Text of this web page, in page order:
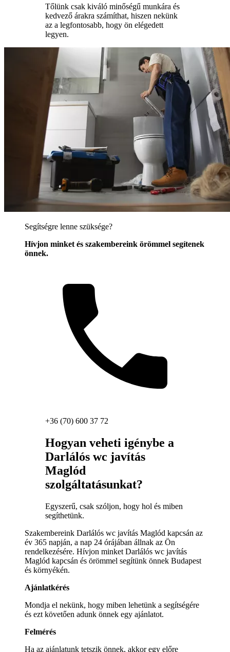
Tőlünk csak kiváló minőségű munkára és
kedvező árakra számíthat, hiszen nekünk
az a legfontosabb, hogy ön elégedett
legyen.
Segítségre lenne szüksége?
Hívjon minket és szakembereink örömmel segítenek
önnek.
+36 (70) 600 37 72
Hogyan veheti igénybe a
Darlálós wc javítás
Maglód
szolgáltatásunkat?
Egyszerű, csak szóljon, hogy hol és miben
segíthetünk.
Szakembereink Darlálós wc javítás Maglód kapcsán az
év 365 napján, a nap 24 órájában állnak az Ön
rendelkezésére. Hívjon minket Darlálós wc javítás
Maglód kapcsán és örömmel segítünk önnek Budapest
és környékén.
Ajánlatkérés
Mondja el nekünk, hogy miben lehetünk a segítségére
és ezt követően adunk önnek egy ajánlatot.
Felmérés
Ha az ajánlatunk tetszik önnek, akkor egy előre